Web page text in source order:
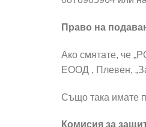
Право на
Ако смятате, че
ЕООД , Плевен,
Също така имате
Комисия за